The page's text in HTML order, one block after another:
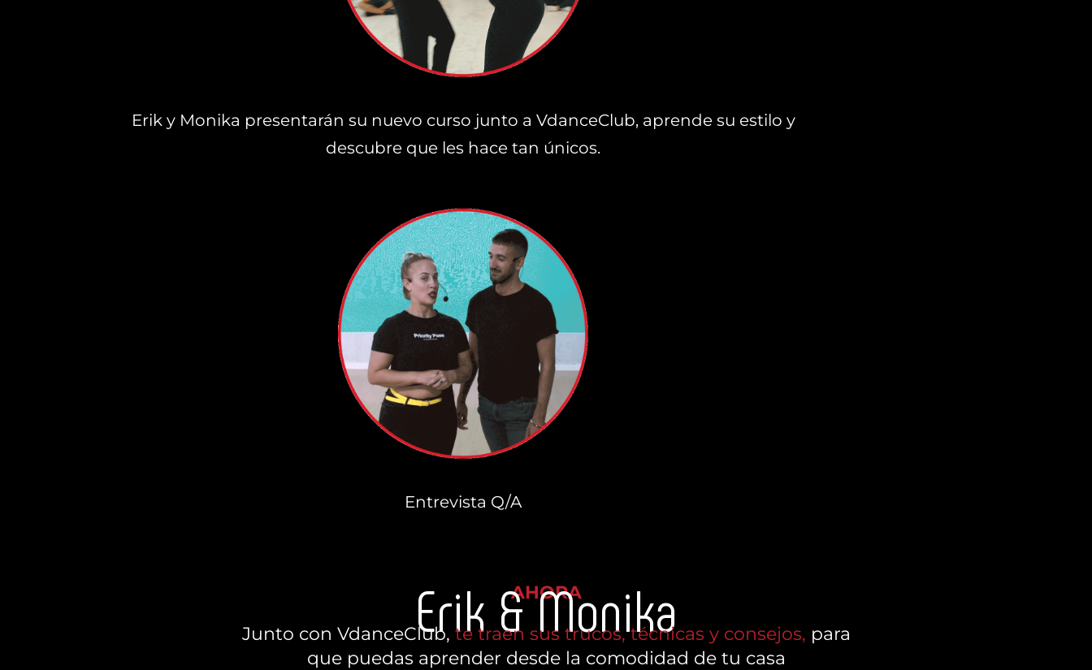
Erik y Monika presentarán su nuevo curso junto a VdanceClub, aprende su estilo y
descubre que les hace tan únicos.
Entrevista Q/A
AHORA
Erik & Monika
Junto con VdanceClub, te traen sus trucos, técnicas y consejos, para
que puedas aprender desde la comodidad de tu casa